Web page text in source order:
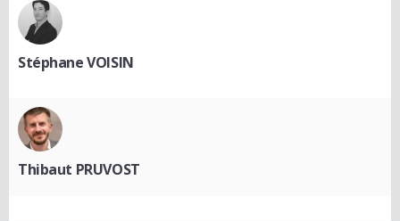
Stéphane VOISIN
Thibaut PRUVOST